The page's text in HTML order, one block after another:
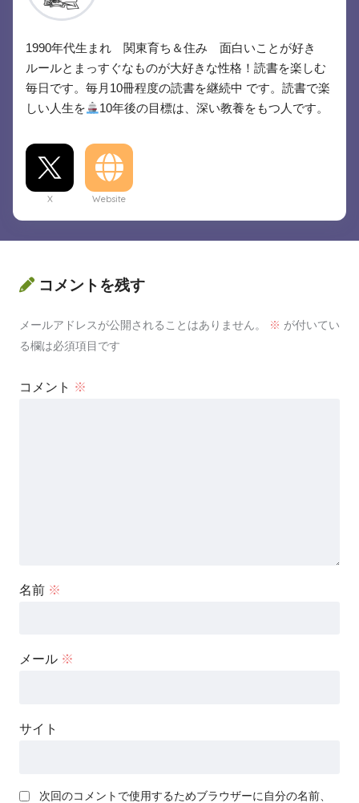
1990年代生まれ 関東育ち＆住み 面白いことが好き
ルールとまっすぐなものが大好きな性格！読書を楽しむ
毎日です。毎月10冊程度の読書を継続中 です。読書で楽
しい人生を
10年後の目標は、深い教養をもつ人です。
X Website
コメントを残す
メールアドレスが公開されることはありません。 ※ が付いてい
る欄は必須項目です
コメント ※
名前 ※
メール ※
サイト
次回のコメントで使用するためブラウザーに自分の名前、